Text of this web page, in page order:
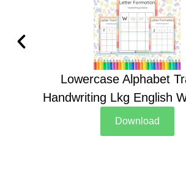
Lowercase Alphabet
Handwriting Lkg English
Download